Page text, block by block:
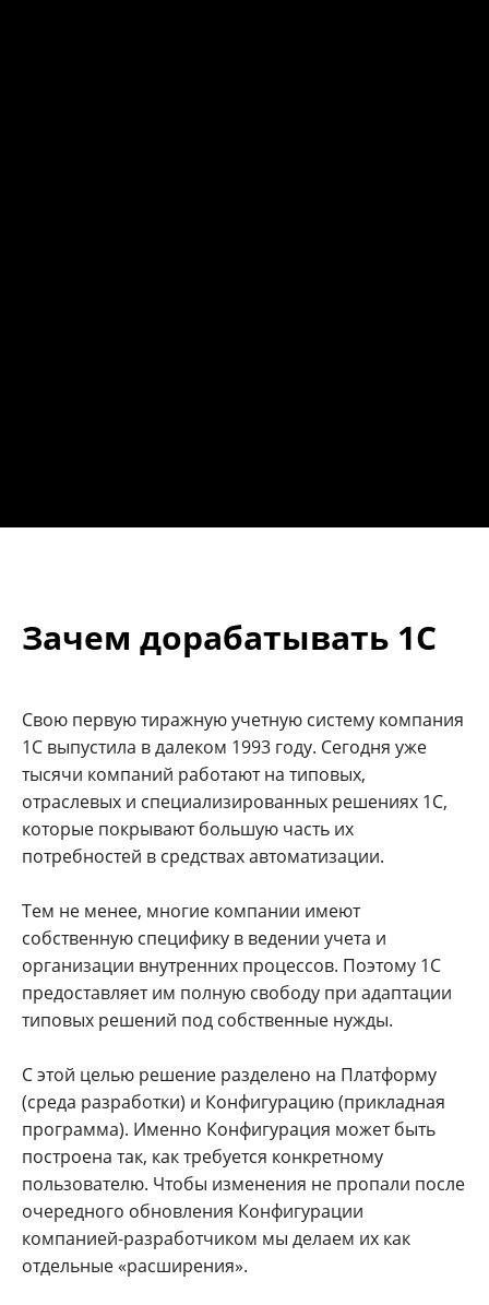
Зачем дорабатывать 1С
Свою первую тиражную учетную систему компания
1С выпустила в далеком 1993 году. Сегодня уже
тысячи компаний работают на типовых,
отраслевых и специализированных решениях 1С,
которые покрывают большую часть их
потребностей в средствах автоматизации.
Тем не менее, многие компании имеют
собственную специфику в ведении учета и
организации внутренних процессов. Поэтому 1С
предоставляет им полную свободу при адаптации
типовых решений под собственные нужды.
С этой целью решение разделено на Платформу
(среда разработки) и Конфигурацию (прикладная
программа). Именно Конфигурация может быть
построена так, как требуется конкретному
пользователю. Чтобы изменения не пропали после
очередного обновления Конфигурации
компанией-разработчиком мы делаем их как
отдельные «расширения».